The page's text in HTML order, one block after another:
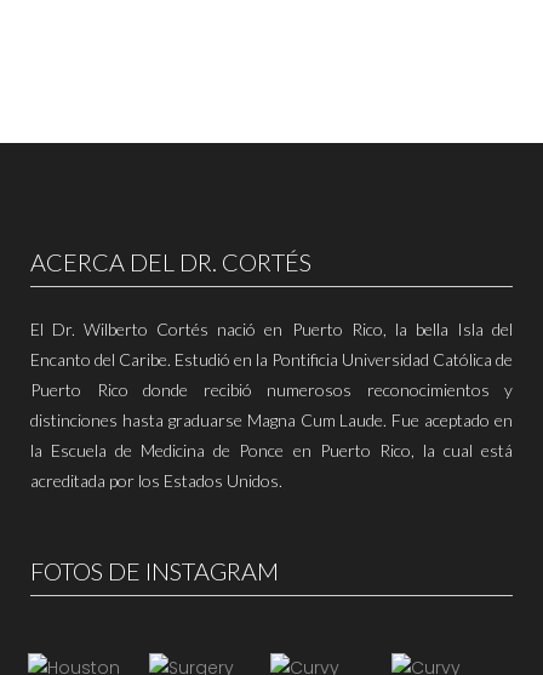
ACERCA DEL DR. CORTÉS
El Dr. Wilberto Cortés nació en Puerto Rico, la bella Isla del
Encanto del Caribe. Estudió en la Pontificia Universidad Católica de
Puerto Rico donde recibió numerosos reconocimientos y
distinciones hasta graduarse Magna Cum Laude. Fue aceptado en
la Escuela de Medicina de Ponce en Puerto Rico, la cual está
acreditada por los Estados Unidos.
FOTOS DE INSTAGRAM